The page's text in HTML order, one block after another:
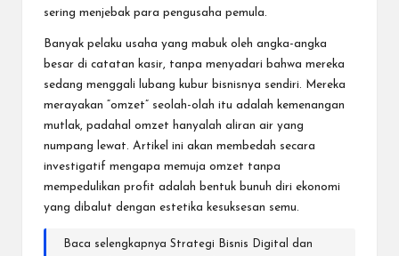
sering menjebak para pengusaha pemula.
Banyak pelaku usaha yang mabuk oleh angka-angka
besar di catatan kasir, tanpa menyadari bahwa mereka
sedang menggali lubang kubur bisnisnya sendiri. Mereka
merayakan “omzet” seolah-olah itu adalah kemenangan
mutlak, padahal omzet hanyalah aliran air yang
numpang lewat. Artikel ini akan membedah secara
investigatif mengapa memuja omzet tanpa
mempedulikan profit adalah bentuk bunuh diri ekonomi
yang dibalut dengan estetika kesuksesan semu.
Baca selengkapnyaStrategi Bisnis Digital dan